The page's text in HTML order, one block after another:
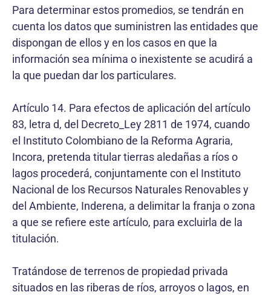
Para determinar estos promedios, se tendrán en
cuenta los datos que suministren las entidades que
dispongan de ellos y en los casos en que la
información sea mínima o inexistente se acudirá a
la que puedan dar los particulares.
Artículo 14. Para efectos de aplicación del artículo
83, letra d, del Decreto_Ley 2811 de 1974, cuando
el Instituto Colombiano de la Reforma Agraria,
Incora, pretenda titular tierras aledañas a ríos o
lagos procederá, conjuntamente con el Instituto
Nacional de los Recursos Naturales Renovables y
del Ambiente, Inderena, a delimitar la franja o zona
a que se refiere este artículo, para excluirla de la
titulación.
Tratándose de terrenos de propiedad privada
situados en las riberas de ríos, arroyos o lagos, en